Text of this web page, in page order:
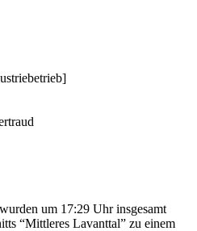
um 17:29 Uhr insgesamt
“Mittleres Lavanttal” zu einem